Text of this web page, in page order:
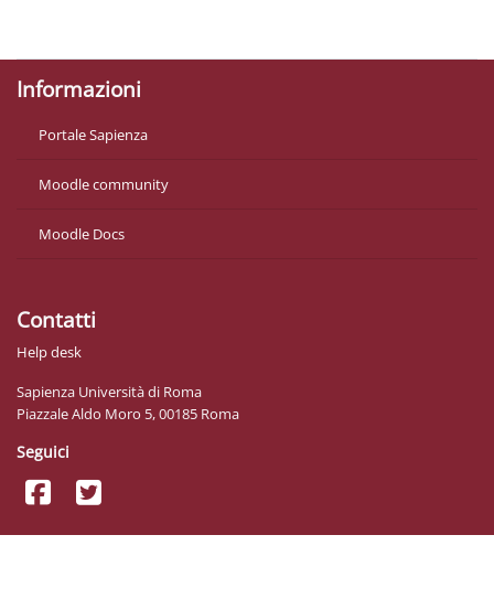
Informazioni
Portale Sapienza
Moodle community
Moodle Docs
Contatti
Help desk
Sapienza Università di Roma
Piazzale Aldo Moro 5, 00185 Roma
Seguici